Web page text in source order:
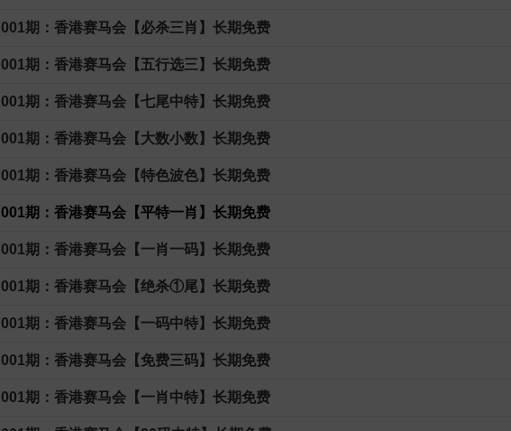
001期：香港赛马会【必杀三肖】长期免费
001期：香港赛马会【五行选三】长期免费
001期：香港赛马会【七尾中特】长期免费
001期：香港赛马会【大数小数】长期免费
001期：香港赛马会【特色波色】长期免费
001期：香港赛马会【平特一肖】长期免费
001期：香港赛马会【一肖一码】长期免费
001期：香港赛马会【绝杀①尾】长期免费
001期：香港赛马会【一码中特】长期免费
001期：香港赛马会【免费三码】长期免费
001期：香港赛马会【一肖中特】长期免费